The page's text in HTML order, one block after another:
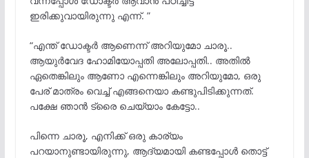
ഇരിക്കുവായിരുന്നു എന്ന്. ”
“എന്ത് ഡോക്ടർ ആണെന്ന് അറിയുമോ ചാരൂ..
ആയുർവേദ ഹോമിയോപ്പതി അലോപ്പതി.. അതിൽ
ഏതെങ്കിലും ആണോ എന്നെങ്കിലും അറിയുമോ, ഒരു
പേര് മാത്രം വെച്ച് എങ്ങനെയാ കണ്ടുപിടിക്കുന്നത്.
പക്ഷേ ഞാൻ ട്രൈ ചെയ്യാം കേട്ടോ..
പിന്നെ ചാരൂ, എനിക്ക് ഒരു കാര്യം
പറയാനുണ്ടായിരുന്നു, ആദ്യമായി കണ്ടപ്പോൾ തൊട്ട്